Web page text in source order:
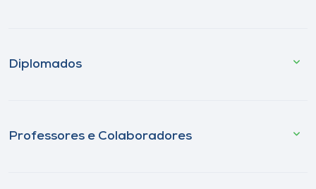
Diplomados
Professores e Colaboradores